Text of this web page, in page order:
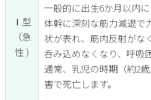
Ⅰ型
（急
性 )
一般的に出生6か月以内
体幹に深刻な筋力減退で
状が表れ、筋肉反射がな
呑み込めなくなり、呼吸
通常、乳児の時期（約2
害で死亡します。